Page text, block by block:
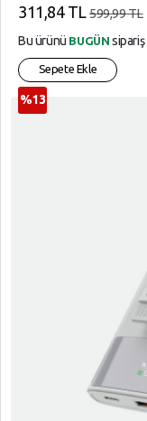
311,84 TL 599,99 TL
Bu ürünü BUGÜN
Sepete Ekle
%13